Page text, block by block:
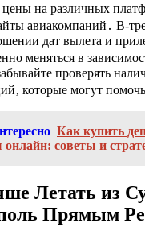
цены на различных
авиакомпаний․ В-
дат вылета и
меняться в
проверять
которые могут
Как купить
советы и
Летать из
Прямым